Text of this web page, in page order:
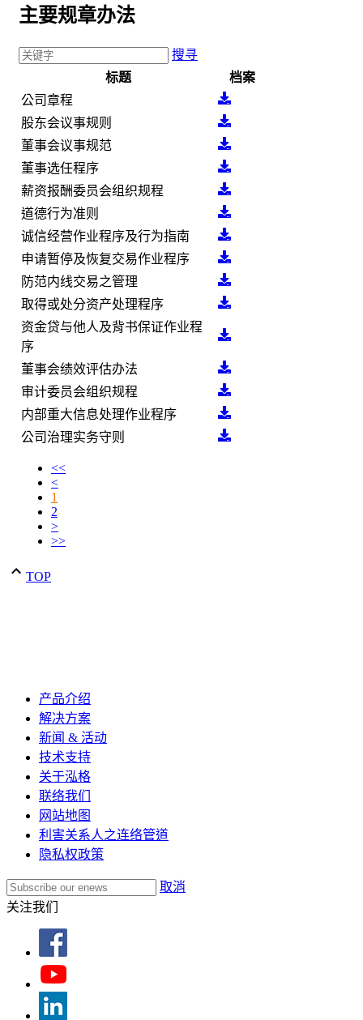
主要规章办法
搜寻
标题
档案
公司章程
股东会议事规则
董事会议事规范
董事选任程序
薪资报酬委员会组织规程
道德行为准则
诚信经营作业程序及行为指南
申请暂停及恢复交易作业程序
防范内线交易之管理
取得或处分资产处理程序
资金贷与他人及背书保证作业程
序
董事会绩效评估办法
审计委员会组织规程
内部重大信息处理作业程序
公司治理实务守则
<<
<
1
2
>
>>
TOP
产品介绍
解决方案
新闻 & 活动
技术支持
关于泓格
联络我们
网站地图
利害关系人之连络管道
隐私权政策
取消
关注我们